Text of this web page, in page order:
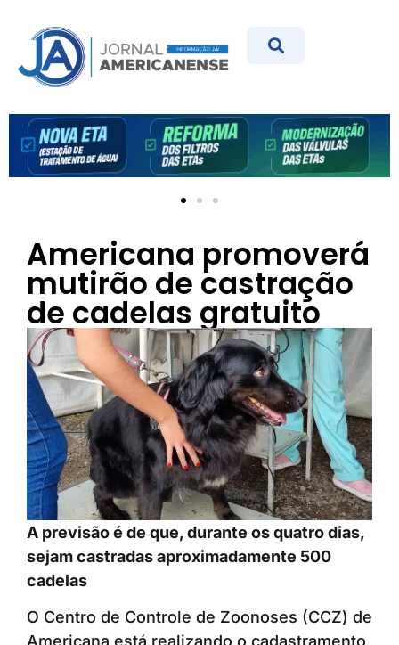
Americana promoverá
mutirão de castração
de cadelas gratuito
A previsão é de que, durante os quatro dias,
sejam castradas aproximadamente 500
cadelas
O Centro de Controle de Zoonoses (CCZ) de
Americana está realizando o cadastramento